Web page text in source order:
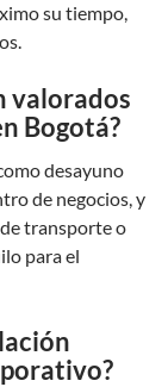
su tiempo,
valorados
Bogotá?
desayuno
de negocios, y
transporte o
para el